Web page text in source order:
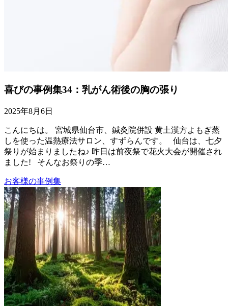
喜びの事例集34：乳がん術後の胸の張り
2025年8月6日
こんにちは。 宮城県仙台市、鍼灸院併設 黄土漢方よもぎ蒸
しを使った温熱療法サロン、すずらんです。 仙台は、七夕
祭りが始まりましたね♪ 昨日は前夜祭で花火大会が開催され
ました! そんなお祭りの季…
お客様の事例集